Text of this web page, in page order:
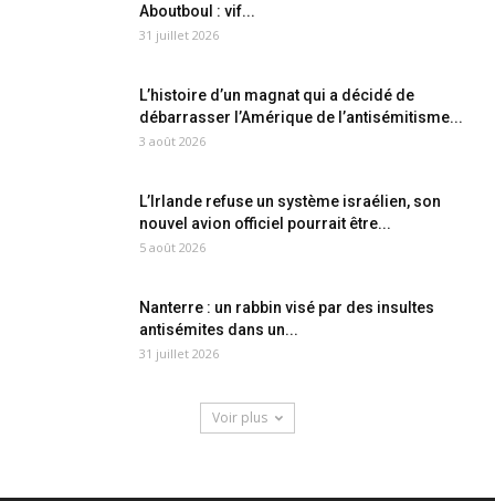
Aboutboul : vif...
31 juillet 2026
L’histoire d’un magnat qui a décidé de
débarrasser l’Amérique de l’antisémitisme...
3 août 2026
L’Irlande refuse un système israélien, son
nouvel avion officiel pourrait être...
5 août 2026
Nanterre : un rabbin visé par des insultes
antisémites dans un...
31 juillet 2026
Voir plus